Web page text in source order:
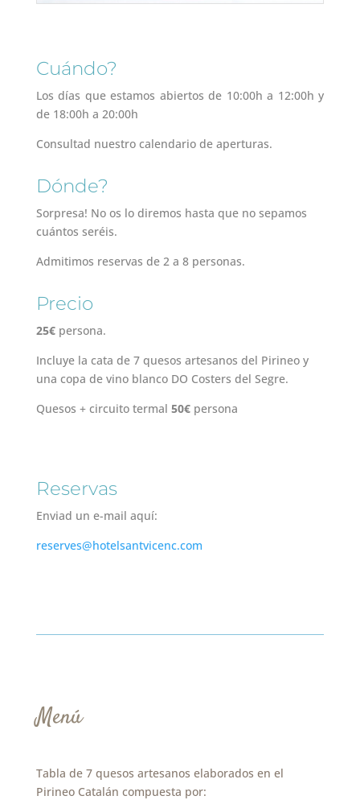
Cuándo?
Los días que estamos abiertos de 10:00h a 12:00h y
de 18:00h a 20:00h
Consultad nuestro calendario de aperturas.
Dónde?
Sorpresa! No os lo diremos hasta que no sepamos
cuántos seréis.
Admitimos reservas de 2 a 8 personas.
Precio
25€persona.
Incluye la cata de 7 quesos artesanos del Pirineo y
una copa de vino blanco DO Costers del Segre.
Quesos + circuito termal 50€persona
Reservas
Enviad un e-mail aquí:
reserves@hotelsantvicenc.com
Menú
Tabla de 7 quesos artesanos elaborados en el
Pirineo Catalán compuesta por: